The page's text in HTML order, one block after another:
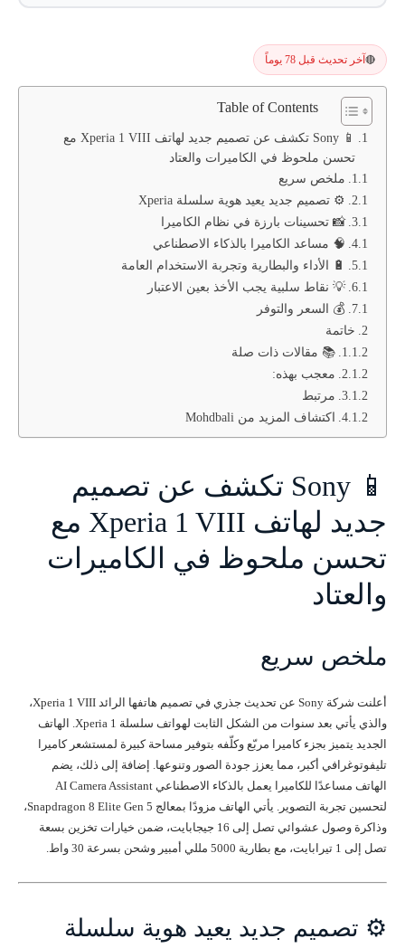
🔴 آخر تحديث قبل 78 يوماً
Table of Contents
📱 Sony تكشف عن تصميم جديد لهاتف Xperia 1 VIII مع
تحسن ملحوظ في الكاميرات والعتاد
ملخص سريع
⚙️ تصميم جديد يعيد هوية سلسلة Xperia
📸 تحسينات بارزة في نظام الكاميرا
🧠 مساعد الكاميرا بالذكاء الاصطناعي
🔋 الأداء والبطارية وتجربة الاستخدام العامة
💡 نقاط سلبية يجب الأخذ بعين الاعتبار
💰 السعر والتوفر
خاتمة
📚 مقالات ذات صلة
معجب بهذه:
مرتبط
اكتشاف المزيد من Mohdbali
📱 Sony تكشف عن تصميم
جديد لهاتف Xperia 1 VIII مع
تحسن ملحوظ في الكاميرات
والعتاد
ملخص سريع
أعلنت شركة Sony عن تحديث جذري في تصميم هاتفها الرائد Xperia 1 VIII،
والذي يأتي بعد سنوات من الشكل الثابت لهواتف سلسلة Xperia 1. الهاتف
الجديد يتميز بجزء كاميرا مربّع وكلّفه بتوفير مساحة كبيرة لمستشعر كاميرا
تليفوتوغرافي أكبر، مما يعزز جودة الصور وتنوعها. إضافة إلى ذلك، يضم
الهاتف مساعدًا للكاميرا يعمل بالذكاء الاصطناعي AI Camera Assistant
لتحسين تجربة التصوير. يأتي الهاتف مزودًا بمعالج Snapdragon 8 Elite Gen 5،
وذاكرة وصول عشوائي تصل إلى 16 جيجابايت، ضمن خيارات تخزين بسعة
تصل إلى 1 تيرابايت، مع بطارية 5000 مللي أمبير وشحن بسرعة 30 واط.
⚙️ تصميم جديد يعيد هوية سلسلة